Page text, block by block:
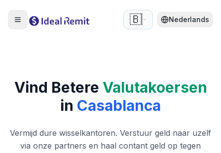
🇧🇪 Nederlands
Vind Betere Valutakoersen
in Casablanca
Vermijd dure wisselkantoren. Verstuur geld naar uzelf
via onze partners en haal contant geld op tegen